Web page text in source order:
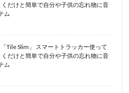
だけと簡単で自分や子供の忘れ物に音
ム
Tile Slim」 スマートトラッカー使って
だけと簡単で自分や子供の忘れ物に音
ム